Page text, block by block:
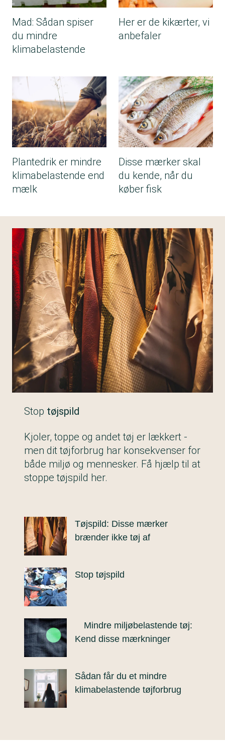
Mad: Sådan spiser
du mindre
klimabelastende
Her er de kikærter, vi
anbefaler
Plantedrik er mindre
klimabelastende end
mælk
Disse mærker skal
du kende, når du
køber fisk
Stop tøjspild
Kjoler, toppe og andet tøj er lækkert -
men dit tøjforbrug har konsekvenser for
både miljø og mennesker. Få hjælp til at
stoppe tøjspild her.
Tøjspild: Disse mærker
brænder ikke tøj af
Stop tøjspild
Mindre miljøbelastende tøj:
Kend disse mærkninger
Sådan får du et mindre
klimabelastende tøjforbrug